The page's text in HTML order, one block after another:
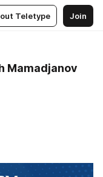
Teletype Join
Mamadjanov